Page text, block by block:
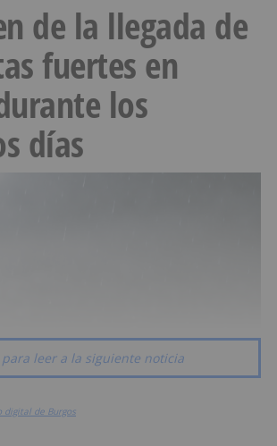
de la llegada de
fuertes en
los
días
para leer a la siguiente noticia
digital de Burgos